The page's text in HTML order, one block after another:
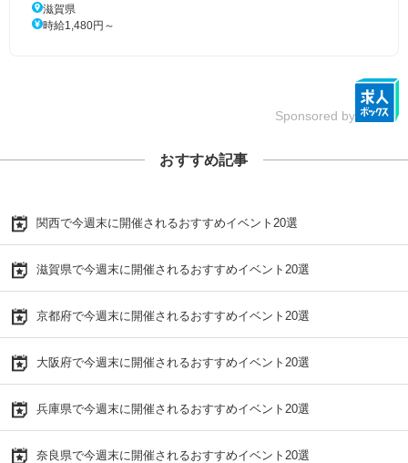
滋賀県
時給1,480円～
Sponsored by
おすすめ記事
関西で今週末に開催されるおすすめイベント20選
滋賀県で今週末に開催されるおすすめイベント20選
京都府で今週末に開催されるおすすめイベント20選
大阪府で今週末に開催されるおすすめイベント20選
兵庫県で今週末に開催されるおすすめイベント20選
奈良県で今週末に開催されるおすすめイベント20選